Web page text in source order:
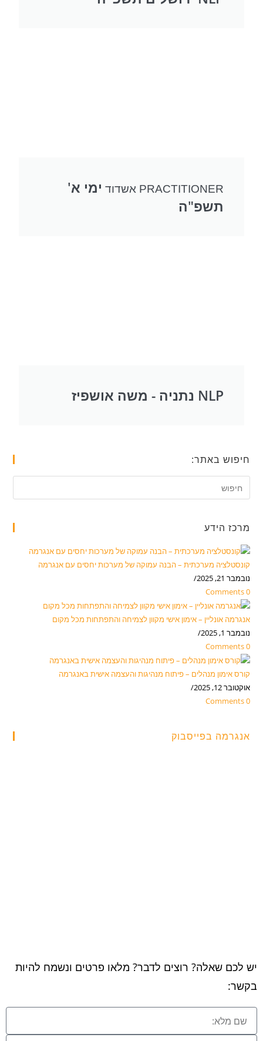
PRACTITIONER אשדוד
ימי א'
תשפ"ה
NLP נתניה - משה אושפיז
חיפוש באתר:
מרכז הידע
קונסטלציה מערכתית – הבנה עמוקה של מערכות יחסים עם אנגרמה
נובמבר 21, 2025
/
0 Comments
אנגרמה אונליין – אימון אישי מקוון לצמיחה והתפתחות מכל מקום
נובמבר 1, 2025
/
0 Comments
קורס אימון מנהלים – פיתוח מנהיגות והעצמה אישית באנגרמה
אוקטובר 12, 2025
/
0 Comments
אנגרמה בפייסבוק
יש לכם שאלה? רוצים לדבר? מלאו פרטים ונשמח להיות
בקשר: